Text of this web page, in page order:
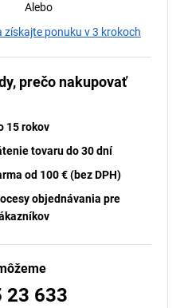
Alebo
získajte ponuku v 3 krokoch
prečo nakupovať
15 rokov
tovaru do 30 dní
od 100 € (bez DPH)
objednávania pre
23 633